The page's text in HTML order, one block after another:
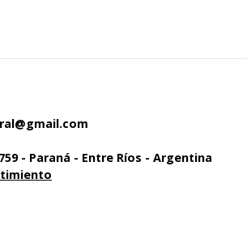
- Paraná - Entre Ríos - Argentina